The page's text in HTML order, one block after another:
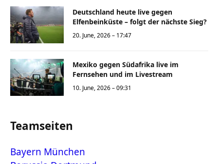
Deutschland heute live gegen
Elfenbeinküste – folgt der nächste Sieg?
20. June, 2026 – 17:47
Mexiko gegen Südafrika live im
Fernsehen und im Livestream
10. June, 2026 – 09:31
Teamseiten
Bayern München